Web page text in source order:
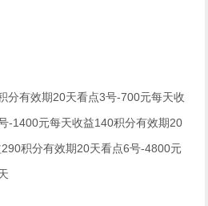
分有效期20天看点3号-700元每天收
-1400元每天收益140积分有效期20
积分有效期20天看点6号-4800元